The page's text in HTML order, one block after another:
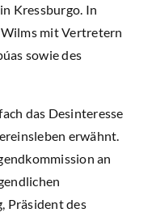
Kressburgo. In
mit Vertretern
sowie des
das Desinteresse
erwähnt.
an
Präsident des